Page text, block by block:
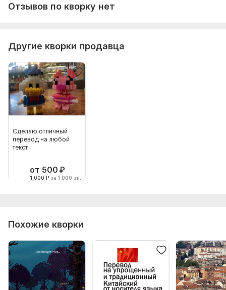
Отзывов по кворку нет
Другие кворки продавца
Сделаю отличный
перевод на любой
текст
от 500 ₽
1,000 ₽ за 1 000 зн.
Похожие кворки